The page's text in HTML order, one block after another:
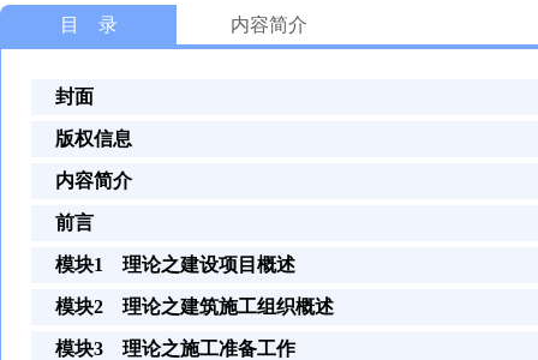
目 录 内容简介
封面
版权信息
内容简介
前言
模块1 理论之建设项目概述
模块2 理论之建筑施工组织概述
模块3 理论之施工准备工作